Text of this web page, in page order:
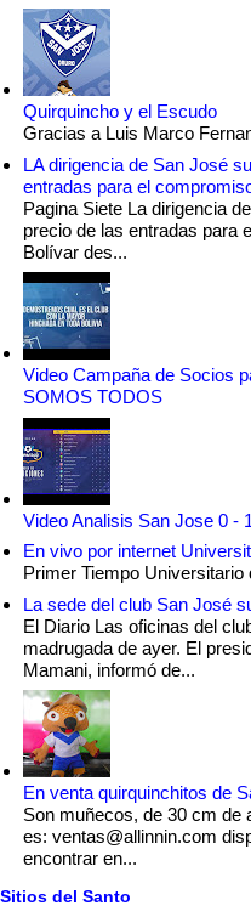
Quirquincho y el Escudo
Gracias a Luis Marco
LA dirigencia de San José
entradas para el
Pagina Siete La dirigencia
precio de las entradas para
Bolívar des...
Video Campaña de Socios
SOMOS TODOS
Video Analisis San Jose 0 -
En vivo por internet
Primer Tiempo
La sede del club San José
El Diario Las oficinas del
madrugada de ayer. El
Mamani, informó de...
En venta quirquinchitos de
Son muñecos, de 30 cm de
es: ventas@allinnin.com
encontrar en...
Sitios del Santo